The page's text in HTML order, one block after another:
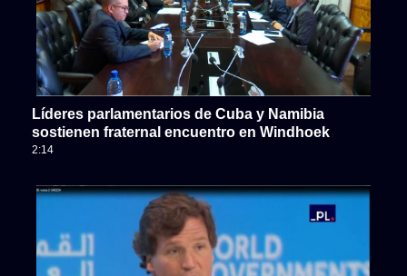
Líderes parlamentarios de Cuba y Namibia
sostienen fraternal encuentro en Windhoek
2:14